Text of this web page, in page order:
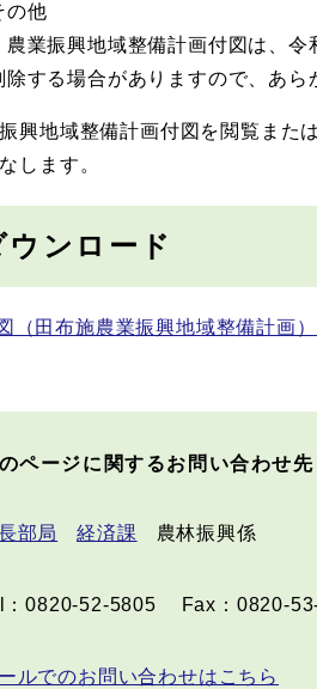
の他
業振興地域整備計画付図は、令
除する場合がありますので、あら
興地域整備計画付図を閲覧また
します。
ウンロード
（田布施農業振興地域整備計画
ページに関するお問い合わせ先
部局 経済課 農林振興係
：0820-52-5805 Fax：0820-
ルでのお問い合わせはこちら